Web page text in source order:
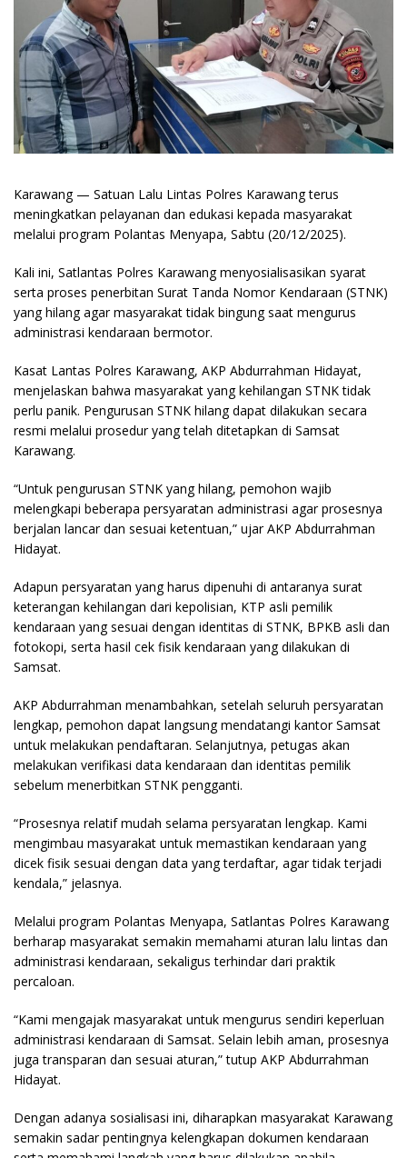
Karawang — Satuan Lalu Lintas Polres Karawang terus
meningkatkan pelayanan dan edukasi kepada masyarakat
melalui program Polantas Menyapa, Sabtu (20/12/2025).
Kali ini, Satlantas Polres Karawang menyosialisasikan syarat
serta proses penerbitan Surat Tanda Nomor Kendaraan (STNK)
yang hilang agar masyarakat tidak bingung saat mengurus
administrasi kendaraan bermotor.
Kasat Lantas Polres Karawang, AKP Abdurrahman Hidayat,
menjelaskan bahwa masyarakat yang kehilangan STNK tidak
perlu panik. Pengurusan STNK hilang dapat dilakukan secara
resmi melalui prosedur yang telah ditetapkan di Samsat
Karawang.
“Untuk pengurusan STNK yang hilang, pemohon wajib
melengkapi beberapa persyaratan administrasi agar prosesnya
berjalan lancar dan sesuai ketentuan,” ujar AKP Abdurrahman
Hidayat.
Adapun persyaratan yang harus dipenuhi di antaranya surat
keterangan kehilangan dari kepolisian, KTP asli pemilik
kendaraan yang sesuai dengan identitas di STNK, BPKB asli dan
fotokopi, serta hasil cek fisik kendaraan yang dilakukan di
Samsat.
AKP Abdurrahman menambahkan, setelah seluruh persyaratan
lengkap, pemohon dapat langsung mendatangi kantor Samsat
untuk melakukan pendaftaran. Selanjutnya, petugas akan
melakukan verifikasi data kendaraan dan identitas pemilik
sebelum menerbitkan STNK pengganti.
“Prosesnya relatif mudah selama persyaratan lengkap. Kami
mengimbau masyarakat untuk memastikan kendaraan yang
dicek fisik sesuai dengan data yang terdaftar, agar tidak terjadi
kendala,” jelasnya.
Melalui program Polantas Menyapa, Satlantas Polres Karawang
berharap masyarakat semakin memahami aturan lalu lintas dan
administrasi kendaraan, sekaligus terhindar dari praktik
percaloan.
“Kami mengajak masyarakat untuk mengurus sendiri keperluan
administrasi kendaraan di Samsat. Selain lebih aman, prosesnya
juga transparan dan sesuai aturan,” tutup AKP Abdurrahman
Hidayat.
Dengan adanya sosialisasi ini, diharapkan masyarakat Karawang
semakin sadar pentingnya kelengkapan dokumen kendaraan